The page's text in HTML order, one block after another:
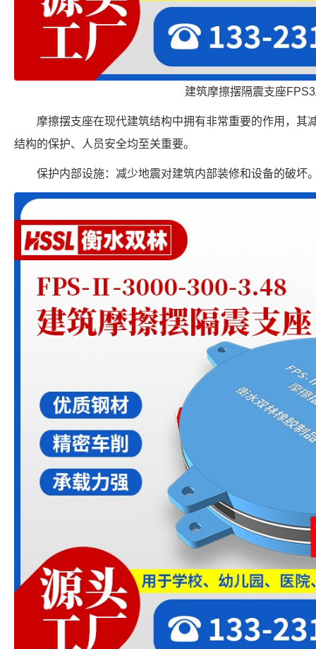
建筑摩擦摆隔震支座
摩擦摆支座在现代建筑结构中拥有非常重要的作用，其
结构的保护、人员安全均至关重要。
保护内部设施：减少地震对建筑内部装修和设备的破坏